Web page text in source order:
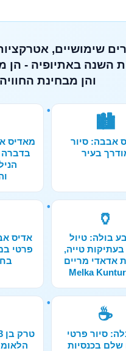
שימושיים,
השנה באתיופיה - הן
והן מבחינת החוויה
🏙️
אבבה: סיור
בעיר
מאדיס
בדברה
🏺
בולה: טיול
טייה,
אדאדי מריים
אדיס
פרטי
☕
סיור פרטי
שלם בכנסיות